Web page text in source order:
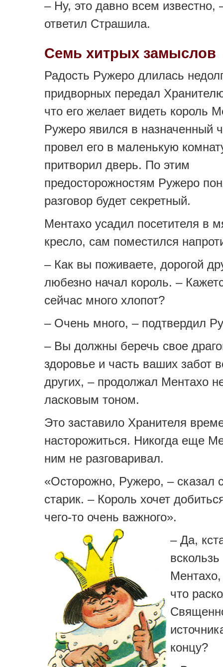
– Ну, это давно всем известно,
ответил Страшила.
Семь хитрых замыслов
Радость Ружеро длилась
придворных передал
что его желает видеть король
Ружеро явился в назначенный
провел его в маленькую
притворил дверь. По этим
предосторожностям Ружеро
разговор будет секретный.
Ментахо усадил посетителя в
кресло, сам поместился
– Как вы поживаете, дорогой
любезно начал король. –
сейчас много хлопот?
– Очень много, – подтвердил
– Вы должны беречь свое
здоровье и часть ваших забот
других, – продолжал Ментахо
ласковым тоном.
Это заставило Хранителя
насторожиться. Никогда еще
ним не разговаривал.
«Осторожно, Ружеро, – сказал
старик. – Король хочет
чего-то очень важного».
– Да,
что
концу?